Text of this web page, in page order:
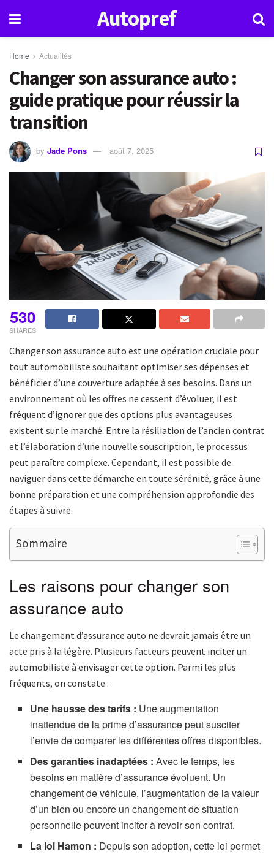
Autopref
Home Actualités
Changer son assurance auto :
guide pratique pour réussir la
transition
by Jade Pons août 7, 2025
530
SHARES
Changer son assurance auto est une opération cruciale pour
tout automobiliste souhaitant optimiser ses dépenses et
bénéficier d’une couverture adaptée à ses besoins. Dans un
environnement où les offres ne cessent d’évoluer, il est
fréquent d’ignorer que des options plus avantageuses
existent sur le marché. Entre la résiliation de l’ancien contrat
et l’élaboration d’une nouvelle souscription, le processus
peut paraître complexe. Cependant, il est possible de
naviguer dans cette démarche en toute sérénité, grâce à une
bonne préparation et une compréhension approfondie des
étapes à suivre.
Sommaire
Les raisons pour changer son
assurance auto
Le changement d’assurance auto ne devrait jamais être un
acte pris à la légère. Plusieurs facteurs peuvent inciter un
automobiliste à envisager cette option. Parmi les plus
fréquents, on constate :
Une hausse des tarifs : Une augmentation
inattendue de la prime d’assurance peut susciter
l’envie de comparer les différentes offres disponibles.
Des garanties inadaptées : Avec le temps, les
besoins en matière d’assurance évoluent. Un
changement de véhicule, l’augmentation de la valeur
d’un bien ou encore un changement de situation
personnelle peuvent inciter à revoir son contrat.
La loi Hamon : Depuis son adoption, cette loi permet